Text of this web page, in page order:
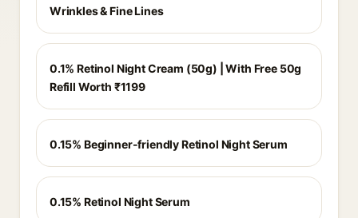
Wrinkles & Fine Lines
0.1% Retinol Night Cream (50g) | With Free 50g
Refill Worth ₹1199
0.15% Beginner-friendly Retinol Night Serum
0.15% Retinol Night Serum